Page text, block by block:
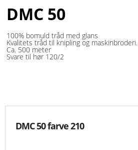
DIVERSE
GARN OG TRÅD
MØNSTRE OG BØGER
DMC 50
100% bomuld tråd med glans
Kvalitets tråd til knipling og maskinbroderi.
Ca. 500 meter
Svare til hør 120/2
DMC 50 farve 210